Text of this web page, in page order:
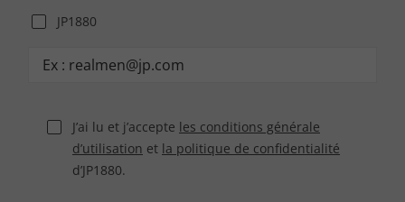
JP1880
J’ai lu et j’accepte les conditions générale
d’utilisation et la politique de confidentialité
d’JP1880.